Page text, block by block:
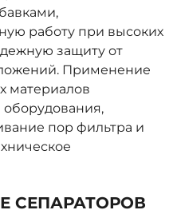
работу при высоких
защиту от
Применение
материалов
пор фильтра и
СЕПАРАТОРОВ